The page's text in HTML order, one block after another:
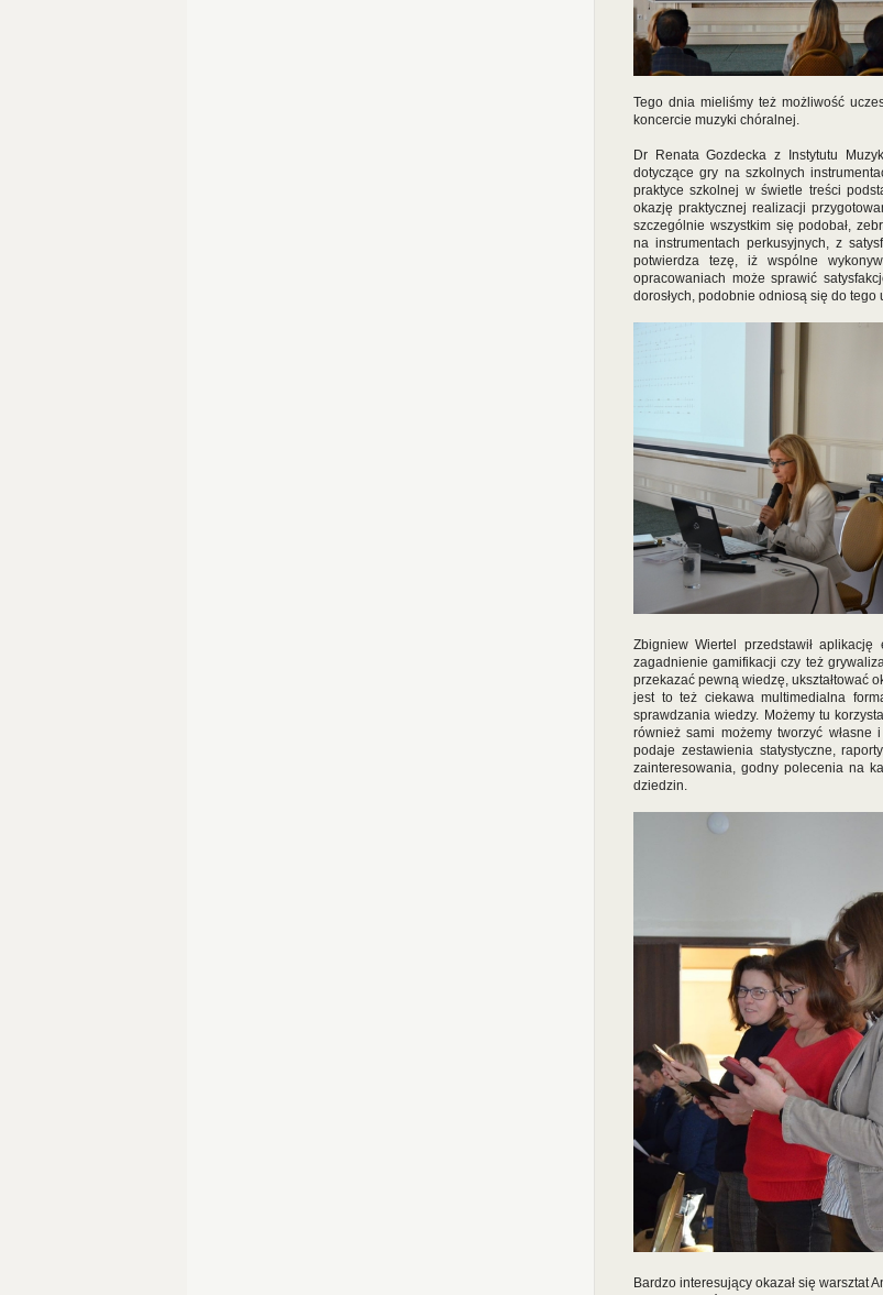
Tego dnia mieliśmy też możliwość
koncercie muzyki chóralnej.
Dr Renata Gozdecka z Instytutu
dotyczące gry na szkolnych
praktyce szkolnej w świetle treści
okazję praktycznej realizacji
szczególnie wszystkim się podobał,
na instrumentach perkusyjnych, z
potwierdza tezę, iż wspólne
opracowaniach może sprawić
dorosłych, podobnie odniosą się do tego
Zbigniew Wiertel przedstawił
zagadnienie gamifikacji czy też
przekazać pewną wiedzę, ukształtować
jest to też ciekawa multimedialna
sprawdzania wiedzy. Możemy tu
również sami możemy tworzyć
podaje zestawienia statystyczne,
zainteresowania, godny polecenia na
dziedzin.
Bardzo interesujący okazał się warsztat